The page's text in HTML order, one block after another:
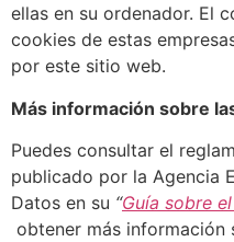
ellas en su ordenador. El
cookies de estas
por este sitio web.
Más información sobre
Puedes consultar el
publicado por la Agencia
Datos en su “Guía sobre
obtener más información